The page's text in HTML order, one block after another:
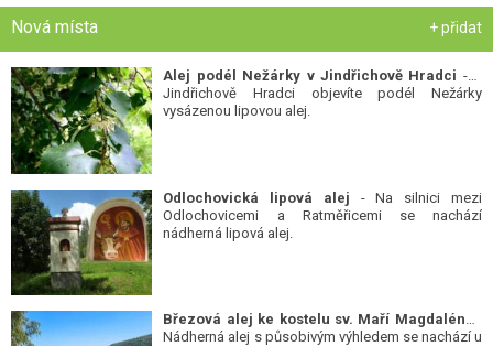
Nová místa + přidat
Alej podél Nežárky v Jindřichově Hradci - V
Jindřichově Hradci objevíte podél Nežárky
vysázenou lipovou alej.
Odlochovická lipová alej - Na silnici mezi
Odlochovicemi a Ratměřicemi se nachází
nádherná lipová alej.
Nádherná alej s působivým výhledem se nachází u